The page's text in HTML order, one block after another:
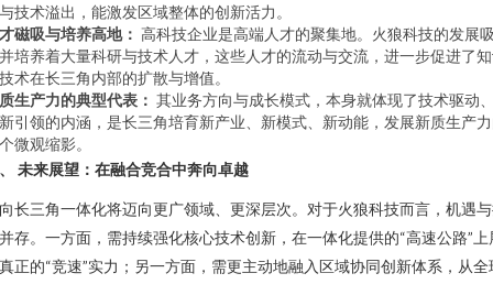
技术溢出，能激发区域整体的创新活力。
磁吸与培养高地： 高科技企业是高端人才的聚集地。火狼科技的发展
培养着大量科研与技术人才，这些人才的流动与交流，进一步促进了
术在长三角内部的扩散与增值。
生产力的典型代表： 其业务方向与成长模式，本身就体现了技术驱动
引领的内涵，是长三角培育新产业、新模式、新动能，发展新质生产
微观缩影。
未来展望：在融合竞合中奔向卓越
长三角一体化将迈向更广领域、更深层次。对于火狼科技而言，机遇
存。一方面，需持续强化核心技术创新，在一体化提供的“高速公路”上
正的“竞速”实力；另一方面，需更主动地融入区域协同创新体系，从全